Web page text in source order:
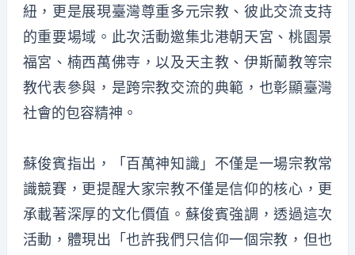
紐，更是展現臺灣尊重多元宗教、彼此交流支持
的重要場域。此次活動邀集北港朝天宮、桃園景
福宮、楠西萬佛寺，以及天主教、伊斯蘭教等宗
教代表參與，是跨宗教交流的典範，也彰顯臺灣
社會的包容精神。
蘇俊賓指出，「百萬神知識」不僅是一場宗教常
識競賽，更提醒大家宗教不僅是信仰的核心，更
承載著深厚的文化價值。蘇俊賓強調，透過這次
活動，體現出「也許我們只信仰一個宗教，但也